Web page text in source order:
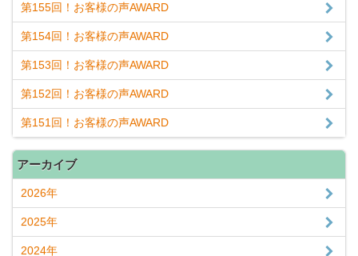
第155回！お客様の声AWARD
第154回！お客様の声AWARD
第153回！お客様の声AWARD
第152回！お客様の声AWARD
第151回！お客様の声AWARD
アーカイブ
2026年
2025年
2024年